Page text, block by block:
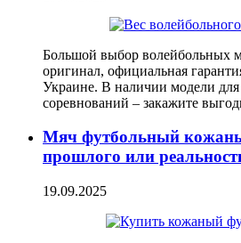
Большой выбор волейбольных
оригинал, официальная
Украине. В наличии модели
соревнований – закажите
Мяч футбольный
прошлого или
19.09.2025